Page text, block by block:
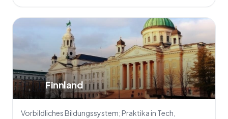
🇫🇮Finnland
Vorbildliches Bildungssystem; Praktika in Tech,